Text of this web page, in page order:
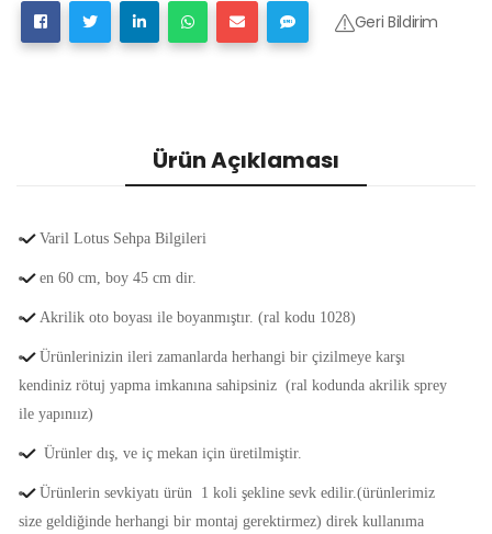
Geri Bildirim
Ürün Açıklaması
Varil Lotus Sehpa Bilgileri
en 60 cm, boy 45 cm dir.
Akrilik oto boyası ile boyanmıştır. (ral kodu 1028)
Ürünlerinizin ileri zamanlarda herhangi bir çizilmeye karşı
kendiniz rötuj yapma imkanına sahipsiniz (ral kodunda akrilik sprey
ile yapınıız)
Ürünler dış, ve iç mekan için üretilmiştir.
Ürünlerin sevkiyatı ürün 1 koli şekline sevk edilir.(ürünlerimiz
size geldiğinde herhangi bir montaj gerektirmez) direk kullanıma